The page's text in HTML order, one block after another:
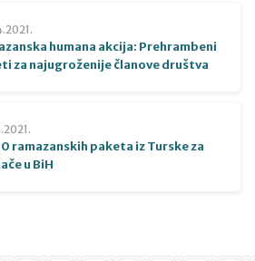
humana akcija: Prehrambeni
za najugroženije članove društva
ramazanskih paketa iz Turske za
u BiH